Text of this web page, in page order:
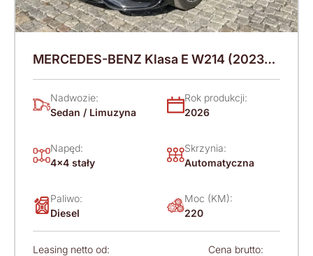
MERCEDES-BENZ Klasa E W214 (2023-)
220 KM (2026)
Nadwozie:
Sedan / Limuzyna
Rok produkcji:
2026
Napęd:
4x4 stały
Skrzynia:
Automatyczna
Paliwo:
Diesel
Moc (KM):
220
Leasing netto od: Cena brutto: